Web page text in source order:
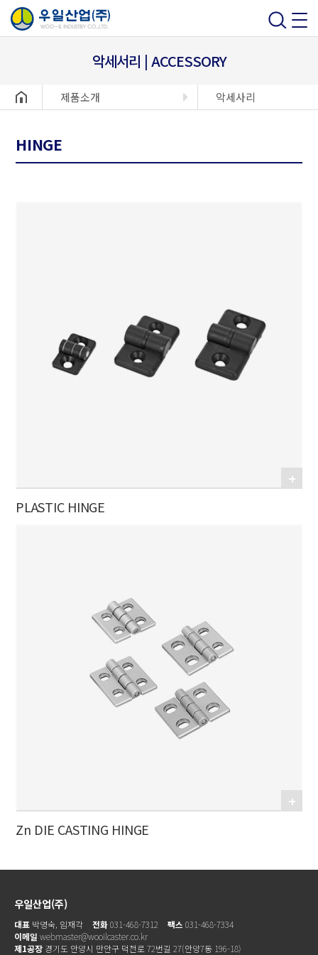
악세서리 | ACCESSORY
헤더설정 제품소개 악세사리
HINGE
PLASTIC HINGE
Zn DIE CASTING HINGE
우일산업(주)
대표 박영숙, 임재각 전화031-468-7312 팩스 031-468-7334
이메일 webmaster@wooilcaster.co.kr
제1공장 경기도 안양시 만안구 덕천로 72번길 27(안양7동 196-18)